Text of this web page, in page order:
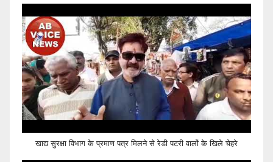
खाद्य सुरक्षा विभाग के प्रमाण पत्र मिलने से रेडी पटरी वालों के खिले चेहरे